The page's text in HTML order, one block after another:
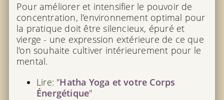
Pour améliorer et intensifier le pouvoir de
concentration, l'environnement optimal pour
la pratique doit être silencieux, épuré et
vierge - une expression extérieure de ce que
l'on souhaite cultiver intérieurement pour le
mental.
Lire: "Hatha Yoga et votre Corps
Énergétique"